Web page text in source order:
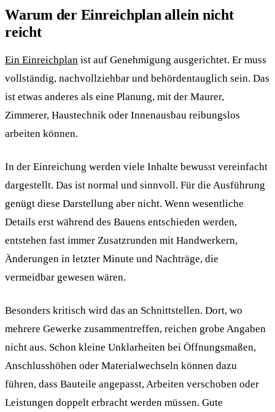
Warum der Einreichplan allein nicht
reicht
Ein Einreichplan ist auf Genehmigung ausgerichtet. Er muss
vollständig, nachvollziehbar und behördentauglich sein. Das
ist etwas anderes als eine Planung, mit der Maurer,
Zimmerer, Haustechnik oder Innenausbau reibungslos
arbeiten können.
In der Einreichung werden viele Inhalte bewusst vereinfacht
dargestellt. Das ist normal und sinnvoll. Für die Ausführung
genügt diese Darstellung aber nicht. Wenn wesentliche
Details erst während des Bauens entschieden werden,
entstehen fast immer Zusatzrunden mit Handwerkern,
Änderungen in letzter Minute und Nachträge, die
vermeidbar gewesen wären.
Besonders kritisch wird das an Schnittstellen. Dort, wo
mehrere Gewerke zusammentreffen, reichen grobe Angaben
nicht aus. Schon kleine Unklarheiten bei Öffnungsmaßen,
Anschlusshöhen oder Materialwechseln können dazu
führen, dass Bauteile angepasst, Arbeiten verschoben oder
Leistungen doppelt erbracht werden müssen. Gute